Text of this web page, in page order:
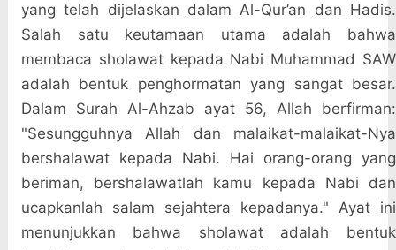
yang telah dijelaskan dalam Al-Qur’an dan Hadis.
Salah satu keutamaan utama adalah bahwa
membaca sholawat kepada Nabi Muhammad SAW
adalah bentuk penghormatan yang sangat besar.
Dalam Surah Al-Ahzab ayat 56, Allah berfirman:
"Sesungguhnya Allah dan malaikat-malaikat-Nya
bershalawat kepada Nabi. Hai orang-orang yang
beriman, bershalawatlah kamu kepada Nabi dan
ucapkanlah salam sejahtera kepadanya." Ayat ini
menunjukkan bahwa sholawat adalah bentuk